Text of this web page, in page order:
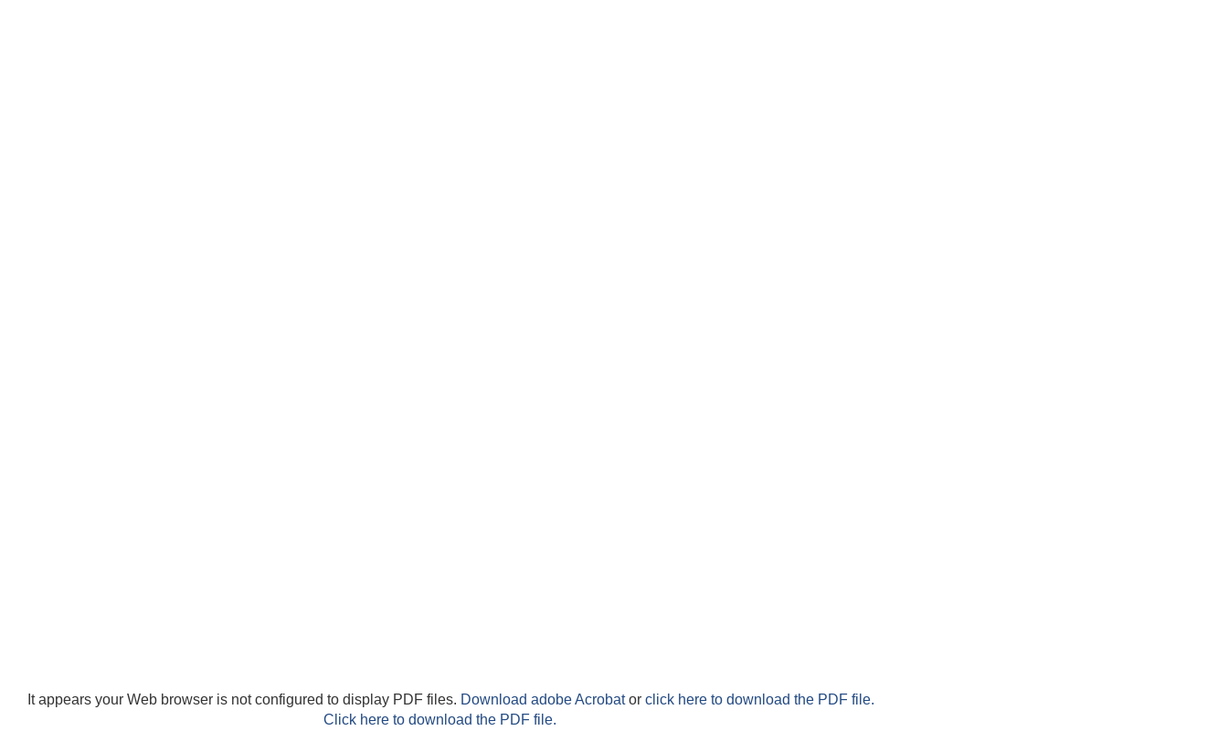
It appears your Web browser is not configured to display PDF files. Download adobe Acrobator click here to download the PDF file.
Click here to download the PDF file.